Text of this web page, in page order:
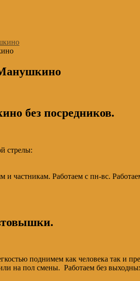
без посредников.
стрелы:
и частникам. Работаем с пн-вс.
поднимем как человека так и
на пол смены. Работаем без